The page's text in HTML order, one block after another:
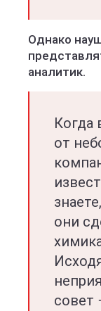
Однако
аналитик.
Когда
от
они
совет